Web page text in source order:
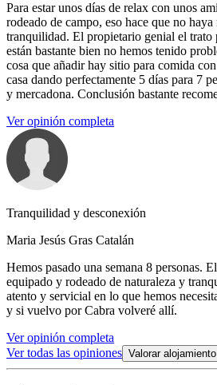
Para estar unos días de relax con unos
rodeado de campo, eso hace que no
tranquilidad. El propietario genial el trato
están bastante bien no hemos tenido
cosa que añadir hay sitio para comida
casa dando perfectamente 5 días para 7
y mercadona. Conclusión bastante
Ver opinión completa
Tranquilidad y desconexión
Maria Jesús Gras Catalán
Hemos pasado una semana 8 personas.
equipado y rodeado de naturaleza y
atento y servicial en lo que hemos
y si vuelvo por Cabra volveré allí.
Ver opinión completa
Ver todas las opiniones Valorar alojamiento